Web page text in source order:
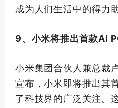
成为人们生活中的得力
9、小米将推出首款AI
小米集团合伙人兼总裁
宣布，小米即将推出其
了科技界的广泛关注。